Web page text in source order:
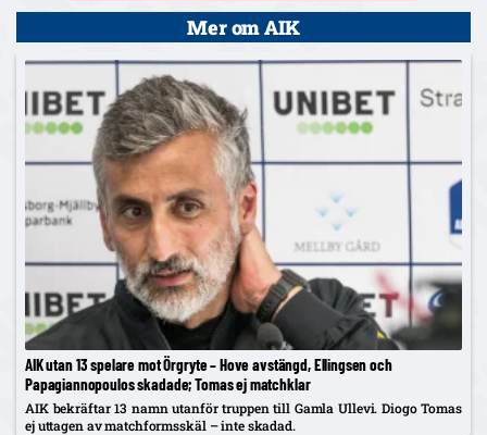
Mer om AIK
AIK utan 13 spelare mot Örgryte – Hove avstängd, Ellingsen och
Papagiannopoulos skadade; Tomas ej matchklar
AIK bekräftar 13 namn utanför truppen till Gamla Ullevi. Diogo Tomas
ej uttagen av matchformsskäl – inte skadad.